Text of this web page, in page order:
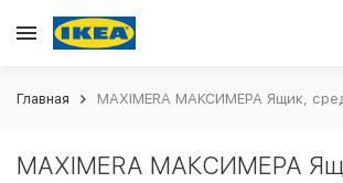
Главная MAXIMERA МАКСИМЕРА Ящик,
MAXIMERA МАКСИМЕРА